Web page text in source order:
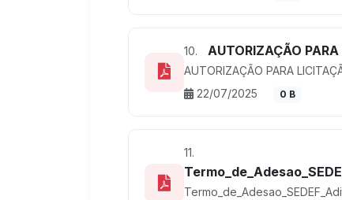
10. AUTORIZAÇÃO
AUTORIZAÇÃO PARA
22/07/2025
0 B
11.